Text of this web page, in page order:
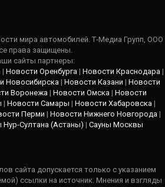
мира автомобилей. Т-Медиа Групп, ООО
права защищены.
сайты партнеры:
| Новости Оренбурга | Новости Краснодара |
Новосибирска| Новости Казани | Новости
Воронежа| Новости Омска | Новости
| Новости Самары | Новости Хабаровска|
Перми | Новости Нижнего Новгорода|
Нур-Султана (Астаны) | Сауны Москвы
сайта допускается только с указанием
ссылки на источник. Мнения и взгляды